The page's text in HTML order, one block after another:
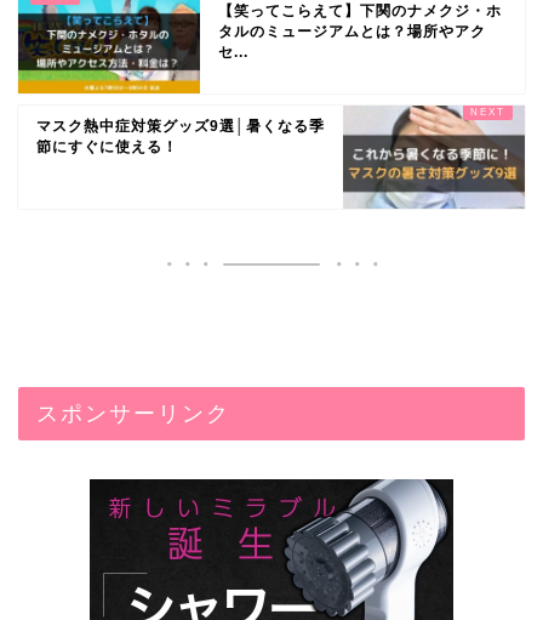
【笑ってこらえて】下関のナメクジ・ホ
タルのミュージアムとは？場所やアク
セ...
マスク熱中症対策グッズ9選│暑くなる季
節にすぐに使える！
スポンサーリンク